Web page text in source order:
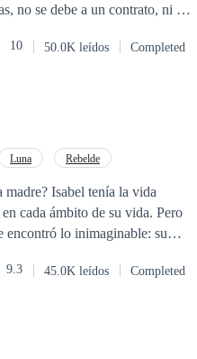
no se debe a un contrato, ni a
a recorrer un camino
10 50.0K leídos Completed
Luna Rebelde
la vida
ámbito de su vida. Pero
encontró lo inimaginable: su
desconocido que no solo la
9.3 45.0K leídos Completed